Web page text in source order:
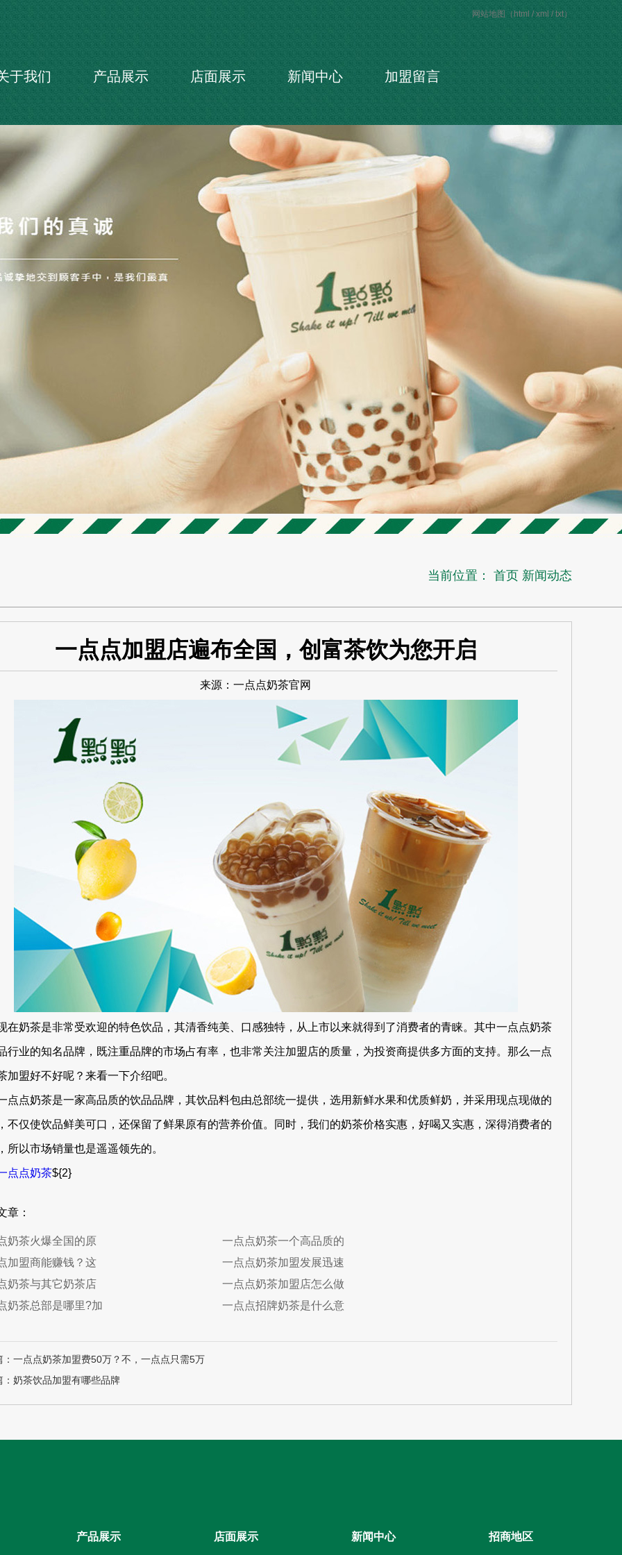
网站地图（ html / xml / txt）
于我们 产品展示 店面展示 新闻中心 加盟留言
当前位置： 首页 新闻动态
一点点加盟店遍布全国，创富茶饮为您开启
来源： 一点点奶茶官网
在奶茶是非常受欢迎的特色饮品，其清香纯美、口感独特，从上市以来就得到了消费者的青睐。其中一点点奶茶
行业的知名品牌，既注重品牌的市场占有率，也非常关注加盟店的质量，为投资商提供多方面的支持。那么一点
加盟好不好呢？来看一下介绍吧。
点点奶茶是一家高品质的饮品品牌，其饮品料包由总部统一提供，选用新鲜水果和优质鲜奶，并采用现点现做的
不仅使饮品鲜美可口，还保留了鲜果原有的营养价值。同时，我们的奶茶价格实惠，好喝又实惠，深得消费者的
所以市场销量也是遥遥领先的。
点点奶茶${2}
章：
奶茶火爆全国的原
一点点奶茶一个高品质的
加盟商能赚钱？这
一点点奶茶加盟发展迅速
奶茶与其它奶茶店
一点点奶茶加盟店怎么做
奶茶总部是哪里?加
一点点招牌奶茶是什么意
：一点点奶茶加盟费50万？不，一点点只需5万
：奶茶饮品加盟有哪些品牌
产品展示 店面展示 新闻中心 招商地区